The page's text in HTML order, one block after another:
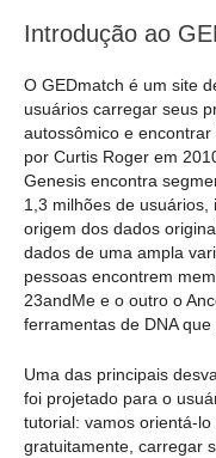
Introdução ao
O GEDmatch é um site
usuários carregar seus
autossômico e
por Curtis Roger em
Genesis encontra
1,3 milhões de
origem dos dados
dados de uma ampla
pessoas encontrem
23andMe e o outro o
ferramentas de DNA
Uma das principais
foi projetado para o
tutorial: vamos orientá-
gratuitamente, carregar